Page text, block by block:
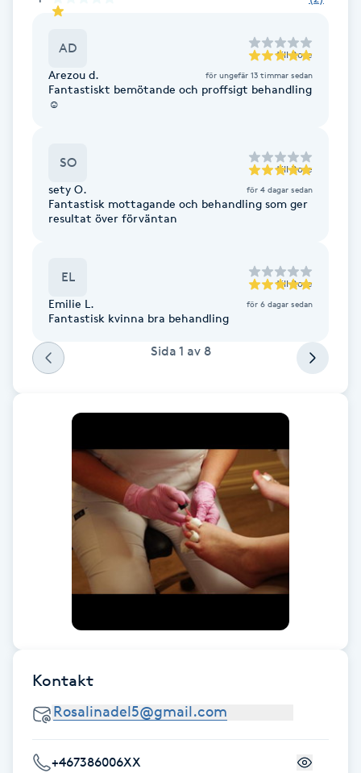
Fotsvamp
Fransar
Fransfärgning
Fransförlängning Megavolym
Fransk manikyr
Fransrengöring
Frekvensterapi
Friskvårdsmassage
Funktionsanalys
Föning
AD till Rose
Arezou d. för ungefär 13 timmar sedan
Fantastiskt bemötande och proffsigt behandling
☺️
SO till Rose
sety O. för 4 dagar sedan
Fantastisk mottagande och behandling som ger
resultat över förväntan
EL till Rose
Emilie L. för 6 dagar sedan
Fantastisk kvinna bra behandling
Sida 1 av 8
Kontakt
+467386006XX